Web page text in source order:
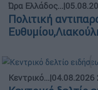
Ώρα Ελλάδος...|
Πολιτική
Κεντρικό...|04.08.2026